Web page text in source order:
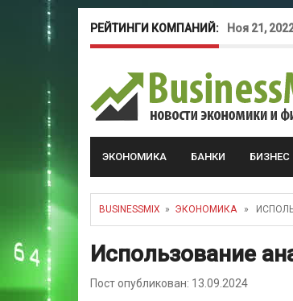
РЕЙТИНГИ КОМПАНИЙ: Ноя 21,
Май 16,
ЭКОНОМИКА БАНКИ БИЗНЕС
BUSINESSMIX » ЭКОНОМИКА»
Использование
Пост опубликован: 13.09.2024